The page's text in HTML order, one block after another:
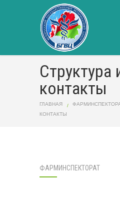
Структура
контакты
ГЛАВНАЯ
КОНТАКТЫ
ФАРМИНСПЕКТОРАТ